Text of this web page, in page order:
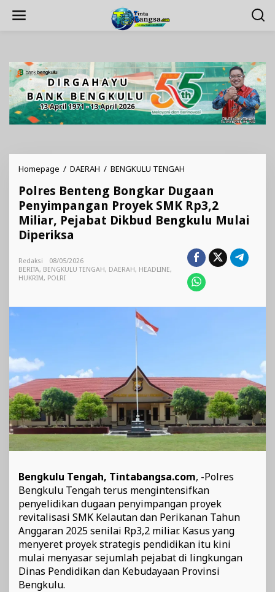
Homepage / DAERAH / BENGKULU TENGAH
Bongkar
Dugaan
Penyimpangan
Proyek
Miliar,
Pejabat
Dikbud
Bengkulu
Polres Benteng Bongkar Dugaan
Penyimpangan Proyek SMK Rp3,2
Miliar, Pejabat Dikbud Bengkulu Mulai
Diperiksa
Redaksi
08/05/2026
BERITA, BENGKULU TENGAH, DAERAH, HEADLINE,
HUKRIM, POLRI
Bengkulu Tengah, Tintabangsa.com, -Polres
Bengkulu Tengah terus mengintensifkan
penyelidikan dugaan penyimpangan proyek
revitalisasi SMK Kelautan dan Perikanan Tahun
Anggaran 2025 senilai Rp3,2 miliar. Kasus yang
menyeret proyek strategis pendidikan itu kini
mulai menyasar sejumlah pejabat di lingkungan
Dinas Pendidikan dan Kebudayaan Provinsi
Bengkulu.